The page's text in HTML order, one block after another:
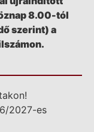
8.00-tól
szerint) a
2027-es